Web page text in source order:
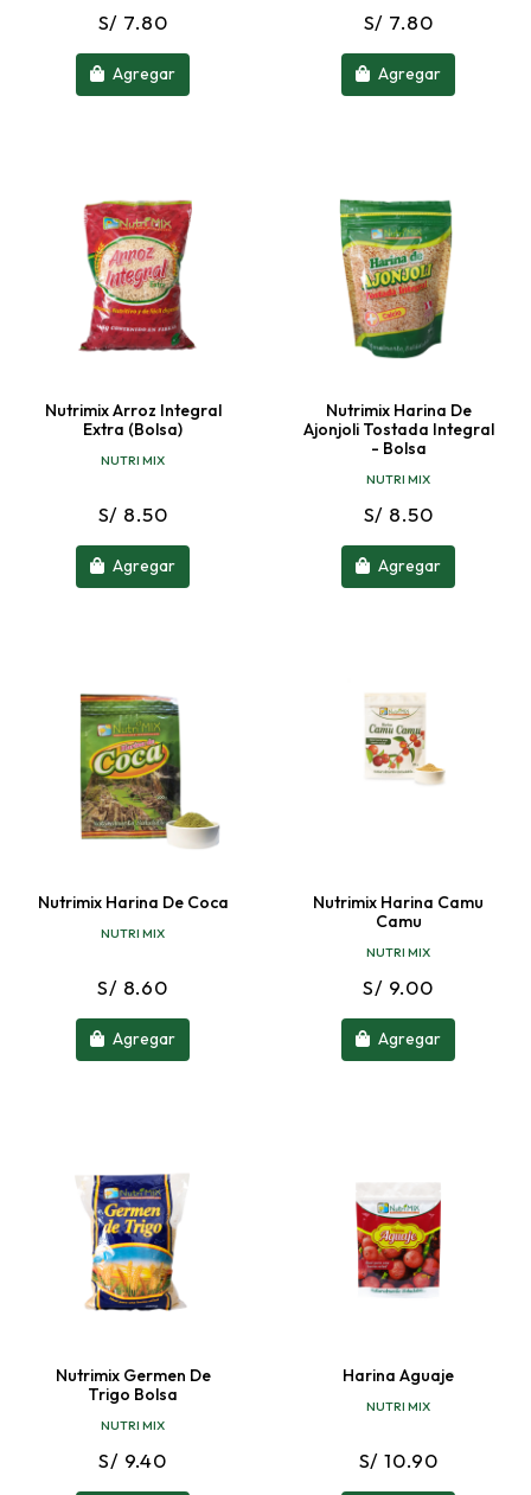
S/ 7.80
Agregar
S/ 7.80
Agregar
Nutrimix Arroz Integral
Extra (bolsa)
NUTRI MIX
S/ 8.50
Agregar
Nutrimix Harina De
Ajonjoli Tostada Integral
- Bolsa
NUTRI MIX
S/ 8.50
Agregar
Nutrimix Harina De Coca
NUTRI MIX
S/ 8.60
Agregar
Nutrimix Harina Camu
Camu
NUTRI MIX
S/ 9.00
Agregar
Nutrimix Germen De
Trigo Bolsa
NUTRI MIX
S/ 9.40
Harina Aguaje
NUTRI MIX
S/ 10.90